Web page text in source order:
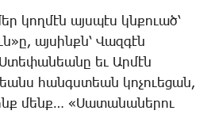
կող­մէն այս­պէս կնքուած՝
այ­սինքն՝ ­Վազ­գէն
եւ Ար­մէն
հանգս­տեան կո­չո­ւե­ցան,
մենք… «­Սա­տա­նա­նե­րու